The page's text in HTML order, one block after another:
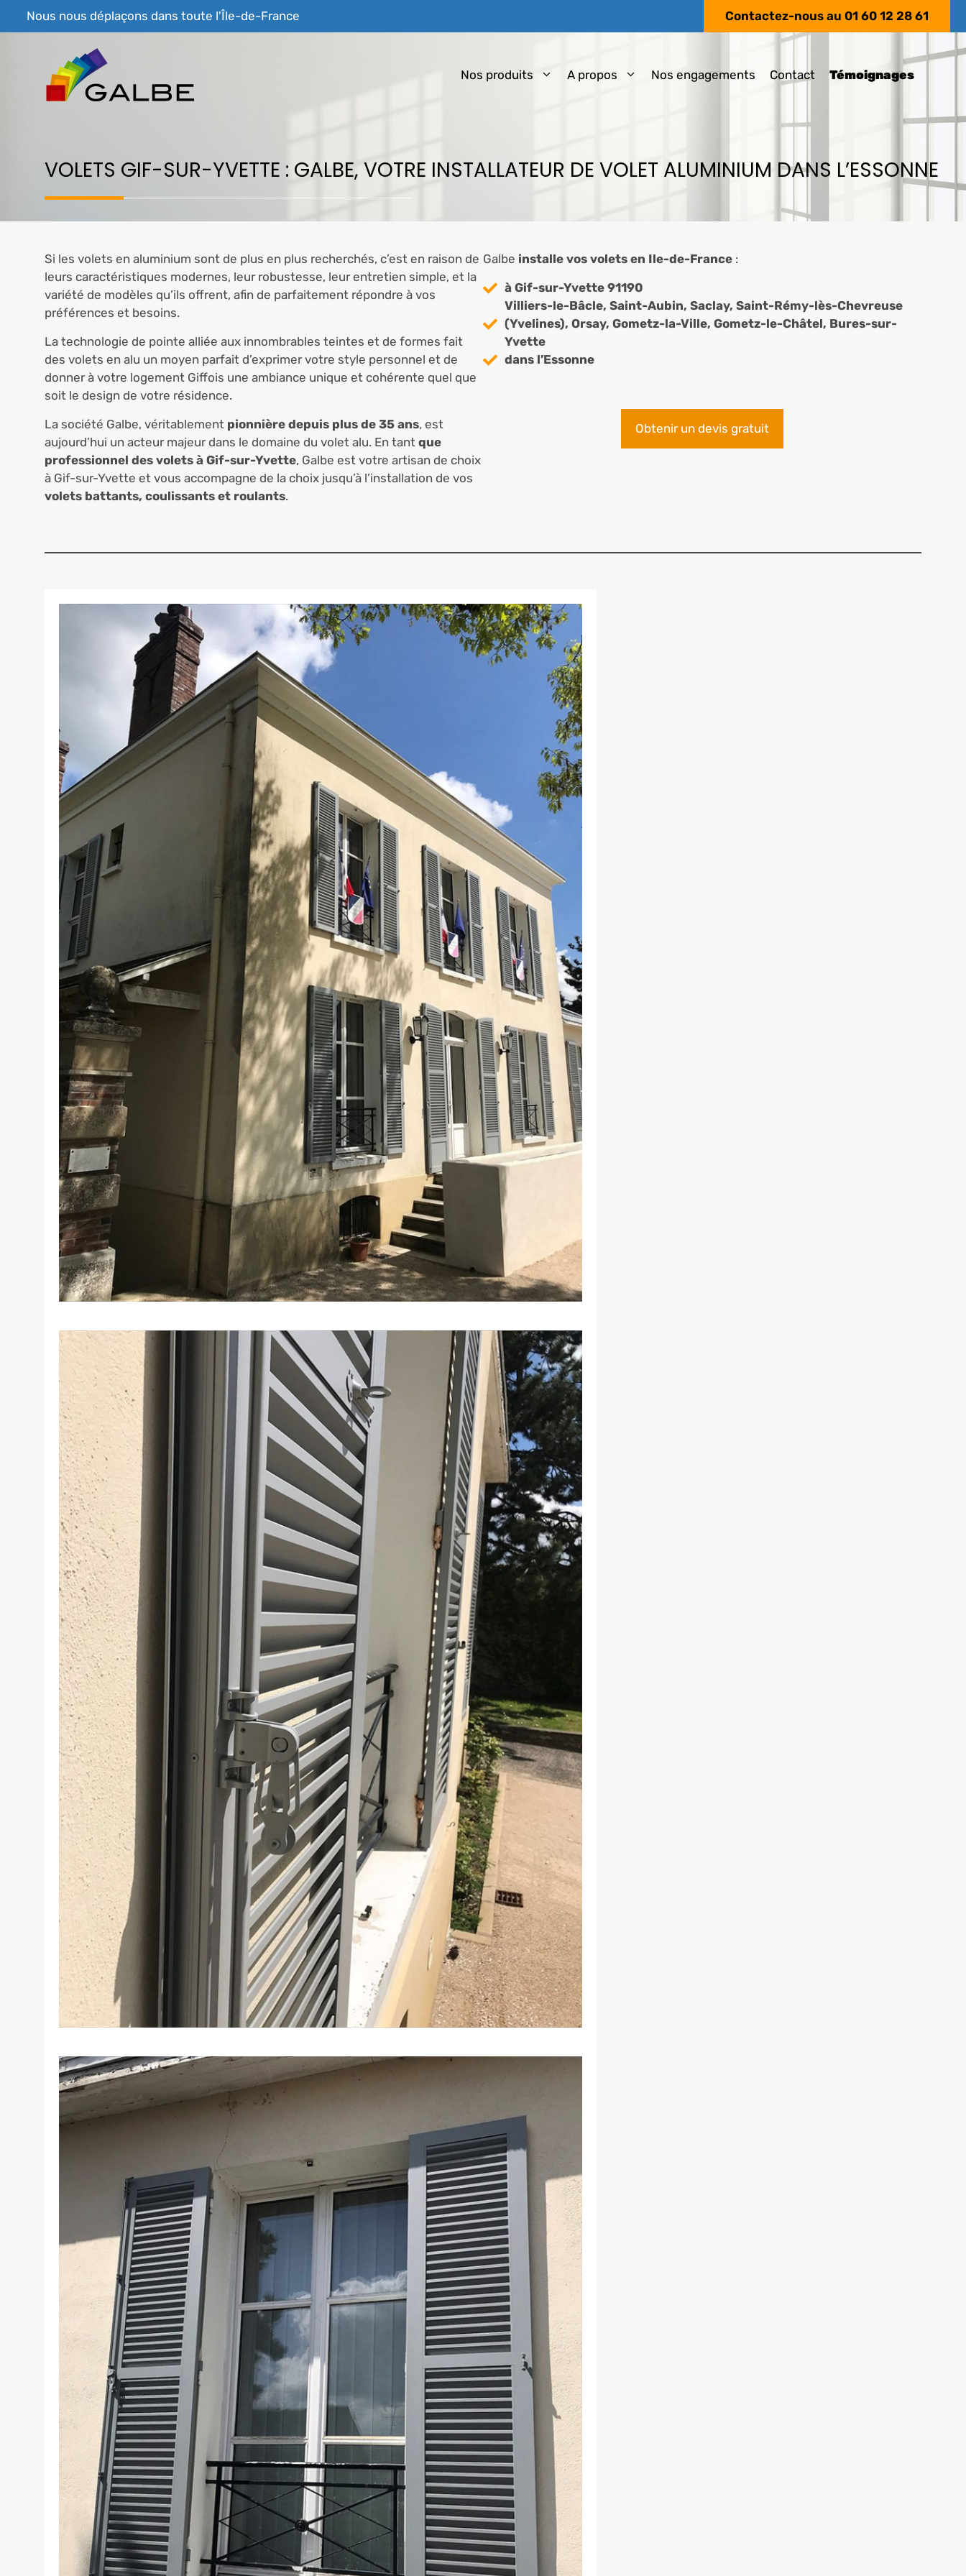
Nous nous déplaçons dans toute l'Île-de-France Contactez-nous au 01 60 12 28 61
Nos produits A propos Nos engagements Contact Témoignages
VOLETS GIF-SUR-YVETTE : GALBE, VOTRE INSTALLATEUR DE VOLET ALUMINIUM DANS L’ESSONNE
Si les volets en aluminium sont de plus en plus recherchés, c’est en raison de
leurs caractéristiques modernes, leur robustesse, leur entretien simple, et la
variété de modèles qu’ils offrent, afin de parfaitement répondre à vos
préférences et besoins.
La technologie de pointe alliée aux innombrables teintes et de formes fait
des volets en alu un moyen parfait d’exprimer votre style personnel et de
donner à votre logement Giffois une ambiance unique et cohérente quel que
soit le design de votre résidence.
La société Galbe, véritablement pionnière depuis plus de 35 ans, est
aujourd’hui un acteur majeur dans le domaine du volet alu. En tant que
professionnel des volets à Gif-sur-Yvette, Galbe est votre artisan de choix
à Gif-sur-Yvette et vous accompagne de la choix jusqu’à l’installation de vos
volets battants, coulissants et roulants.
Galbe installe vos volets en Ile-de-France :
à Gif-sur-Yvette 91190
Villiers-le-Bâcle, Saint-Aubin, Saclay, Saint-Rémy-lès-Chevreuse
(Yvelines), Orsay, Gometz-la-Ville, Gometz-le-Châtel, Bures-sur-
Yvette
dans l’Essonne
Obtenir un devis gratuit